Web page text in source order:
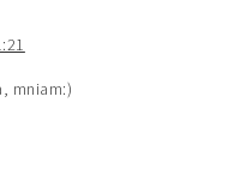
mniam:)